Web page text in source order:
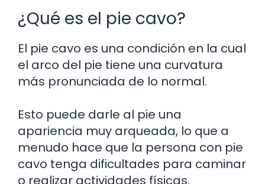
¿Qué es el pie cavo?
El pie cavo es una condición en la cual
el arco del pie tiene una curvatura
más pronunciada de lo normal.
Esto puede darle al pie una
apariencia muy arqueada, lo que a
menudo hace que la persona con pie
cavo tenga dificultades para caminar
o realizar actividades físicas.